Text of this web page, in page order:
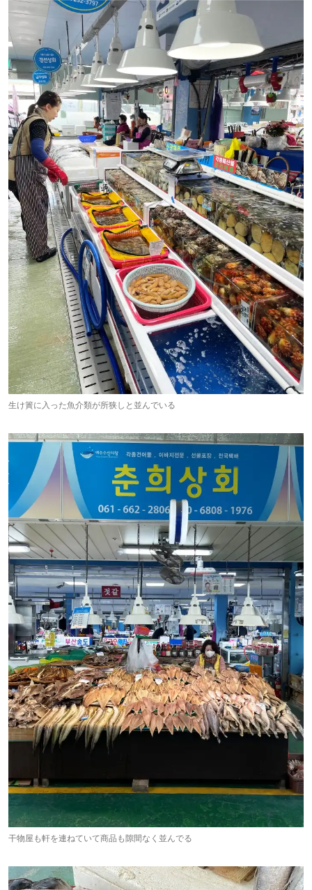
生け簀に入った魚介類が所狭しと並んでいる
干物屋も軒を連ねていて商品も隙間なく並んでる